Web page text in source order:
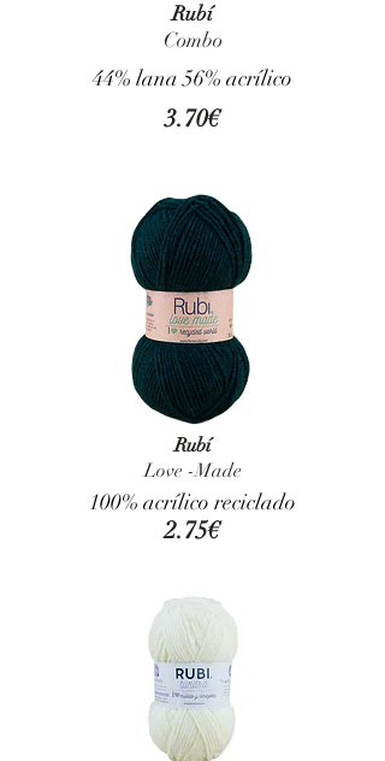
Rubí
Combo
44% lana 56% acrílico
3.70€
Rubí
Love -Made
100% acrílico reciclado
2.75€